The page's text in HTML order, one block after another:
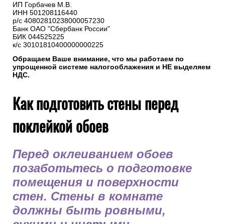
ИП Горбачев М.В.
ИНН 501208116440
р/с 40802810238000057230
Банк ОАО "Сбербанк России"
БИК 044525225
к/с 30101810400000000225
Обращаем Ваше внимание, что мы работаем по
упрощенной системе налогооблажения и НЕ выделяем
НДС.
Как подготовить стены перед
поклейкой обоев
Перед оклеиванием обоев
позаботьтесь о подготовке
помещения и поверхности
стен. Стены в комнате
должны быть ровными,